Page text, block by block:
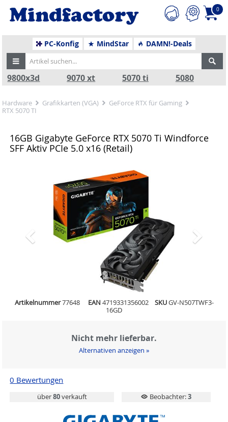
0
PC-Konfig MindStar DAMN!-Deals
9800x3d 9070 xt 5070 ti 5080
Hardware Grafikkarten (VGA)
GeForce RTX für Gaming
RTX 5070 TI
16GB Gigabyte GeForce RTX 5070 Ti Windforce
SFF Aktiv PCIe 5.0 x16 (Retail)
Zurück
Artikelnummer77648 EAN 4719331356002 SKUGV-N507TWF3-
16GD
Nicht mehr lieferbar.
Alternativen anzeigen »
0 Bewertungen
über80verkauft Beobachter:3